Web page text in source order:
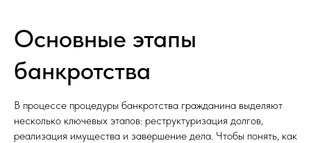
Основные этапы
банкротства
В процессе процедуры банкротства гражданина выделяют
несколько ключевых этапов: реструктуризация долгов,
реализация имущества и завершение дела. Чтобы понять, как